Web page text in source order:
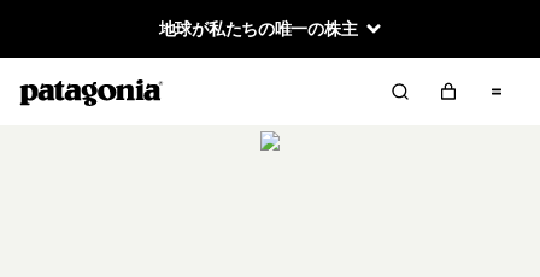
地球が私たちの唯一の株主